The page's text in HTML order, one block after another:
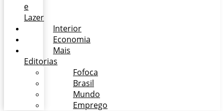
e
Lazer
Interior
Economia
Mais
Editorias
Fofoca
Brasil
Mundo
Emprego